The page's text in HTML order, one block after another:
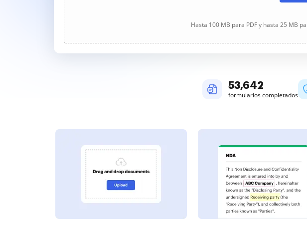
Hasta 100 MB para PDF y hasta 25 MB
53,642
formularios completados